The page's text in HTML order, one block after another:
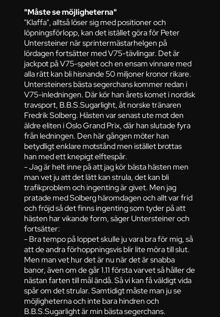
"Måste se möjligheterna"
"Klaffa", alltså löser sig med positioner och
löpningsförlopp, kan det istället göra för Peter
Untersteiner när sprintermästarhelgen på
lördagen fortsätter med V75-tävlingar. Det är
jackpot på V75-spelet och en ensam vinnare med
alla rätt kan bli hisnande 50 miljoner kronor rikare.
Untersteiners bästa segerchans kommer redan i
V75-inledningen. Där kör han årets komet i nordisk
travsport, B.B.S.Sugarlight, åt norske tränaren
Fredrik Solberg. Hästen var senast ute mot den
äldre eliten i Oslo Grand Prix, där han slutade fyra
från ledningen. Den här gången möter han
betydligt enklare motstånd men istället brottas
han med ett knepigt elftespår.
- Jag är helt inne på att jag kör bästa hästen men
man vet ju att det lätt kan strula, det kan bli
trafikproblem och ingenting är givet. Men jag
pratade med Solberg häromdagen och allt var frid
och fröjd så det finns ingenting som tyder på att
hästen har vikande form, säger Untersteiner och
fortsätter:
- Bra tempo på loppet skulle ju vara bra för mig, så
att de andra förhoppningsvis blir lite möra till slut.
Men man vet hur det är nu när det är snabba
banor, även om de går 1.11 första varvet så håller de
nästan farten till mål ändå. Så vi kan få väldigt vida
spår om det strular. Samtidigt måste man ju se
möjligheterna och inte bara hindren och
B.B.S.Sugarlight är min bästa segerchans.